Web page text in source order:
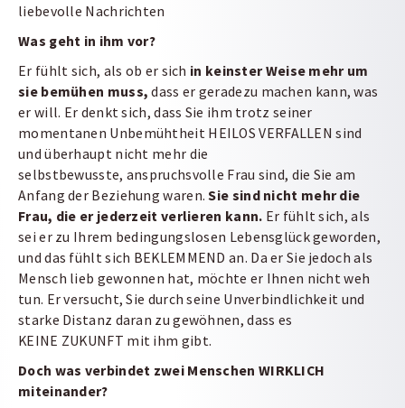
liebevolle Nachrichten
Was geht in ihm vor?
Er fühlt sich, als ob er sich in keinster Weise mehr um
sie bemühen muss,dass er geradezu machen kann, was
er will. Er denkt sich, dass Sie ihm trotz seiner
momentanen Unbemühtheit HEILOS VERFALLEN sind
und überhaupt nicht mehr die
selbstbewusste, anspruchsvolle Frau sind, die Sie am
Anfang der Beziehung waren.Sie sind nicht mehr die
Frau, die er jederzeit verlieren kann. Er fühlt sich, als
sei er zu Ihrem bedingungslosen Lebensglück geworden,
und das fühlt sich BEKLEMMEND an. Da er Sie jedoch als
Mensch lieb gewonnen hat, möchte er Ihnen nicht weh
tun. Er versucht, Sie durch seine Unverbindlichkeit und
starke Distanz daran zu gewöhnen, dass es
KEINE ZUKUNFT mit ihm gibt.
Doch was verbindet zwei Menschen WIRKLICH
miteinander?